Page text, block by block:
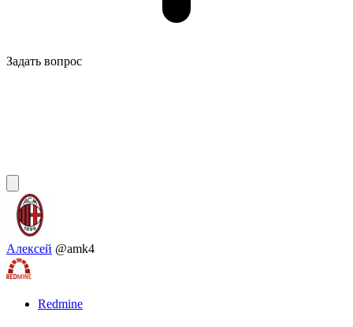
Задать вопрос
Алексей @amk4
Redmine